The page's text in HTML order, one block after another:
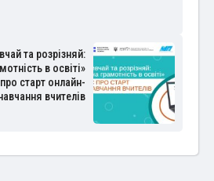
та розрізняй:
в освіті»
старт онлайн-
вчителів